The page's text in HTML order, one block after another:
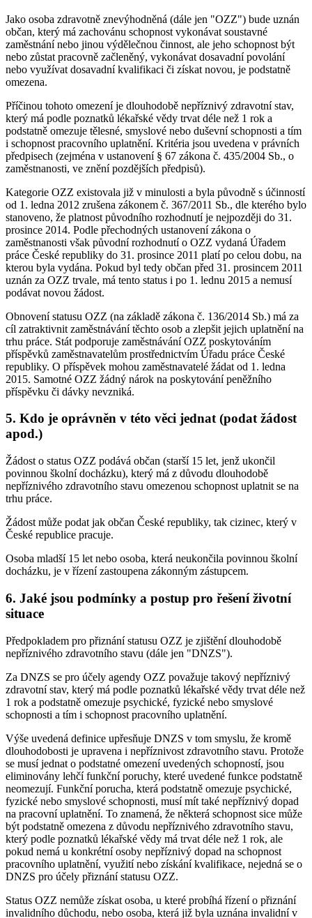
Jako osoba zdravotně znevýhodněná (dále jen "OZZ") bude uznán
občan, který má zachovánu schopnost vykonávat soustavné
zaměstnání nebo jinou výdělečnou činnost, ale jeho schopnost být
nebo zůstat pracovně začleněný, vykonávat dosavadní povolání
nebo využívat dosavadní kvalifikaci či získat novou, je podstatně
omezena.
Příčinou tohoto omezení je dlouhodobě nepříznivý zdravotní stav,
který má podle poznatků lékařské vědy trvat déle než 1 rok a
podstatně omezuje tělesné, smyslové nebo duševní schopnosti a tím
i schopnost pracovního uplatnění. Kritéria jsou uvedena v právních
předpisech (zejména v ustanovení § 67 zákona č. 435/2004 Sb., o
zaměstnanosti, ve znění pozdějších předpisů).
Kategorie OZZ existovala již v minulosti a byla původně s účinností
od 1. ledna 2012 zrušena zákonem č. 367/2011 Sb., dle kterého bylo
stanoveno, že platnost původního rozhodnutí je nejpozději do 31.
prosince 2014. Podle přechodných ustanovení zákona o
zaměstnanosti však původní rozhodnutí o OZZ vydaná Úřadem
práce České republiky do 31. prosince 2011 platí po celou dobu, na
kterou byla vydána. Pokud byl tedy občan před 31. prosincem 2011
uznán za OZZ trvale, má tento status i po 1. lednu 2015 a nemusí
podávat novou žádost.
Obnovení statusu OZZ (na základě zákona č. 136/2014 Sb.) má za
cíl zatraktivnit zaměstnávání těchto osob a zlepšit jejich uplatnění na
trhu práce. Stát podporuje zaměstnávání OZZ poskytováním
příspěvků zaměstnavatelům prostřednictvím Úřadu práce České
republiky. O příspěvek mohou zaměstnavatelé žádat od 1. ledna
2015. Samotné OZZ žádný nárok na poskytování peněžního
příspěvku či dávky nevzniká.
5. Kdo je oprávněn v této věci jednat (podat žádost
apod.)
Žádost o status OZZ podává občan (starší 15 let, jenž ukončil
povinnou školní docházku), který má z důvodu dlouhodobě
nepříznivého zdravotního stavu omezenou schopnost uplatnit se na
trhu práce.
Žádost může podat jak občan České republiky, tak cizinec, který v
České republice pracuje.
Osoba mladší 15 let nebo osoba, která neukončila povinnou školní
docházku, je v řízení zastoupena zákonným zástupcem.
6. Jaké jsou podmínky a postup pro řešení životní
situace
Předpokladem pro přiznání statusu OZZ je zjištění dlouhodobě
nepříznivého zdravotního stavu (dále jen "DNZS").
Za DNZS se pro účely agendy OZZ považuje takový nepříznivý
zdravotní stav, který má podle poznatků lékařské vědy trvat déle než
1 rok a podstatně omezuje psychické, fyzické nebo smyslové
schopnosti a tím i schopnost pracovního uplatnění.
Výše uvedená definice upřesňuje DNZS v tom smyslu, že kromě
dlouhodobosti je upravena i nepříznivost zdravotního stavu. Protože
se musí jednat o podstatné omezení uvedených schopností, jsou
eliminovány lehčí funkční poruchy, které uvedené funkce podstatně
neomezují. Funkční porucha, která podstatně omezuje psychické,
fyzické nebo smyslové schopnosti, musí mít také nepříznivý dopad
na pracovní uplatnění. To znamená, že některá schopnost sice může
být podstatně omezena z důvodu nepříznivého zdravotního stavu,
který podle poznatků lékařské vědy má trvat déle než 1 rok, ale
pokud nemá u konkrétní osoby nepříznivý dopad na schopnost
pracovního uplatnění, využití nebo získání kvalifikace, nejedná se o
DNZS pro účely přiznání statusu OZZ.
Status OZZ nemůže získat osoba, u které probíhá řízení o přiznání
invalidního důchodu, nebo osoba, která již byla uznána invalidní v